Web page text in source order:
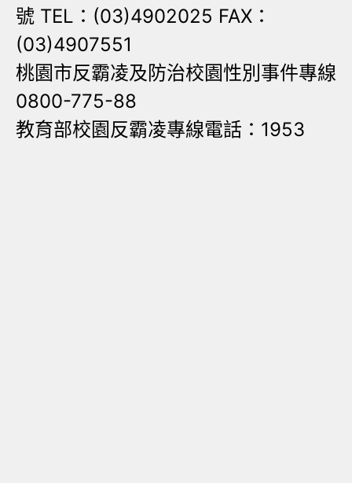
號 TEL：(03)4902025 FAX：
(03)4907551
桃園市反霸凌及防治校園性別事件專線
0800-775-88
教育部校園反霸凌專線電話：1953